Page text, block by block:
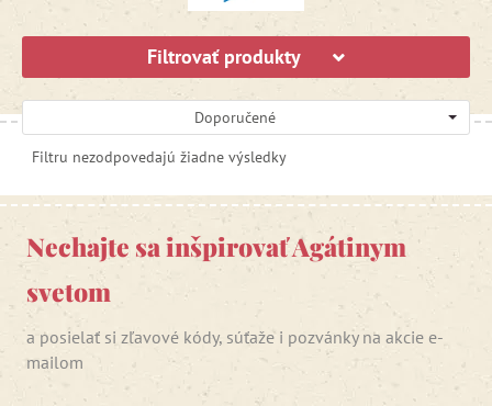
Filtrovať produkty
Doporučené
Filtru nezodpovedajú žiadne výsledky
Nechajte sa inšpirovať Agátinym
svetom
a posielať si zľavové kódy, súťaže i pozvánky na akcie e-
mailom